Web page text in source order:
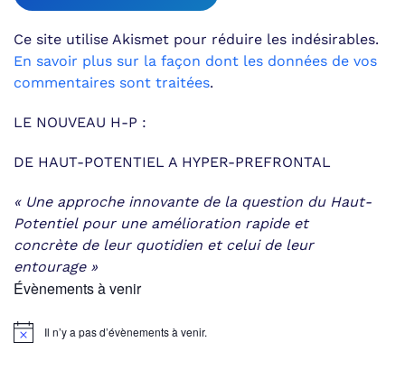
Ce site utilise Akismet pour réduire les indésirables.
En savoir plus sur la façon dont les données de vos
commentaires sont traitées.
LE NOUVEAU H-P :
DE HAUT-POTENTIEL A HYPER-PREFRONTAL
« Une approche innovante de la question du Haut-
Potentiel pour une amélioration rapide et
concrète de leur quotidien et celui de leur
entourage »
Évènements à venir
Notice Il n’y a pas d’évènements à venir.